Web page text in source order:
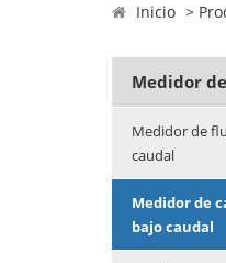
Inicio
Medidor
Medidor de
caudal
Medidor de
bajo caudal